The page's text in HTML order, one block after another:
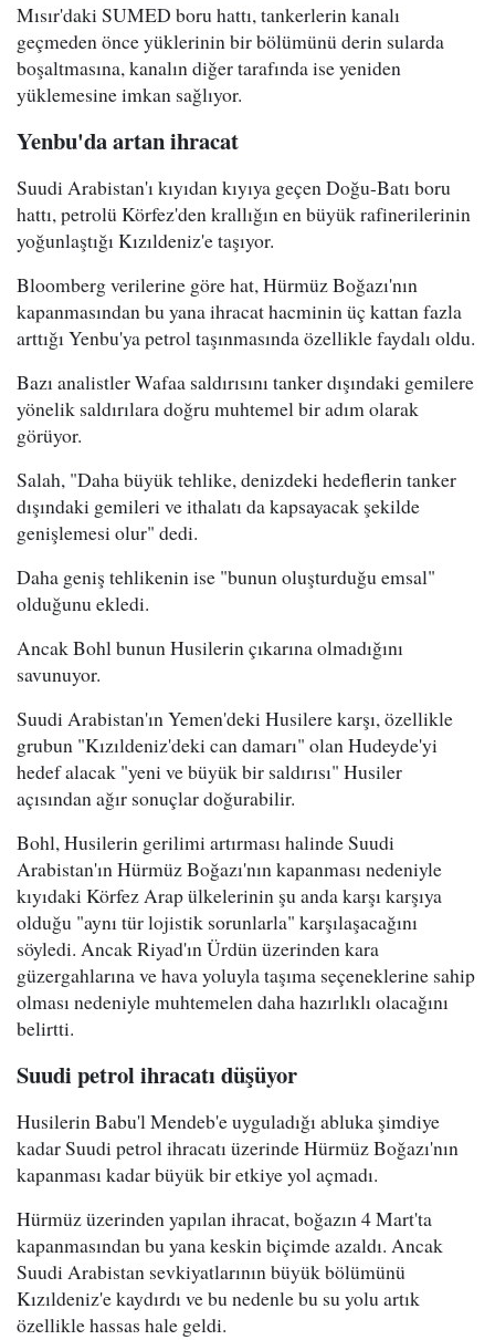
Mısır'daki SUMED boru hattı, tankerlerin kanalı
geçmeden önce yüklerinin bir bölümünü derin sularda
boşaltmasına, kanalın diğer tarafında ise yeniden
yüklemesine imkan sağlıyor.
Yenbu'da artan ihracat
Suudi Arabistan'ı kıyıdan kıyıya geçen Doğu-Batı boru
hattı, petrolü Körfez'den krallığın en büyük rafinerilerinin
yoğunlaştığı Kızıldeniz'e taşıyor.
Bloomberg verilerine göre hat, Hürmüz Boğazı'nın
kapanmasından bu yana ihracat hacminin üç kattan fazla
arttığı Yenbu'ya petrol taşınmasında özellikle faydalı oldu.
Bazı analistler Wafaa saldırısını tanker dışındaki gemilere
yönelik saldırılara doğru muhtemel bir adım olarak
görüyor.
Salah, "Daha büyük tehlike, denizdeki hedeflerin tanker
dışındaki gemileri ve ithalatı da kapsayacak şekilde
genişlemesi olur" dedi.
Daha geniş tehlikenin ise "bunun oluşturduğu emsal"
olduğunu ekledi.
Ancak Bohl bunun Husilerin çıkarına olmadığını
savunuyor.
Suudi Arabistan'ın Yemen'deki Husilere karşı, özellikle
grubun "Kızıldeniz'deki can damarı" olan Hudeyde'yi
hedef alacak "yeni ve büyük bir saldırısı" Husiler
açısından ağır sonuçlar doğurabilir.
Bohl, Husilerin gerilimi artırması halinde Suudi
Arabistan'ın Hürmüz Boğazı'nın kapanması nedeniyle
kıyıdaki Körfez Arap ülkelerinin şu anda karşı karşıya
olduğu "aynı tür lojistik sorunlarla" karşılaşacağını
söyledi. Ancak Riyad'ın Ürdün üzerinden kara
güzergahlarına ve hava yoluyla taşıma seçeneklerine sahip
olması nedeniyle muhtemelen daha hazırlıklı olacağını
belirtti.
Suudi petrol ihracatı düşüyor
Husilerin Babu'l Mendeb'e uyguladığı abluka şimdiye
kadar Suudi petrol ihracatı üzerinde Hürmüz Boğazı'nın
kapanması kadar büyük bir etkiye yol açmadı.
Hürmüz üzerinden yapılan ihracat, boğazın 4 Mart'ta
kapanmasından bu yana keskin biçimde azaldı. Ancak
Suudi Arabistan sevkiyatlarının büyük bölümünü
Kızıldeniz'e kaydırdı ve bu nedenle bu su yolu artık
özellikle hassas hale geldi.